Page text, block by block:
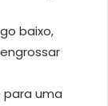
baixo,
uma